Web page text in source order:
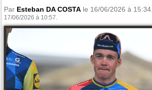
Par Esteban DA COSTA le 16/06/2026 à 15:34.
17/06/2026 à 10:57.